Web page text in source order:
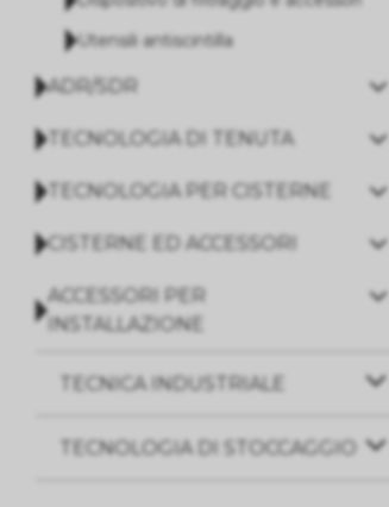
Utensili antiscintilla
ADR/SDR
TECNOLOGIA DI TENUTA
TECNOLOGIA PER CISTERNE
CISTERNE ED ACCESSORI
ACCESSORI PER
INSTALLAZIONE
TECNICA INDUSTRIALE
TECNOLOGIA DI STOCCAGGIO